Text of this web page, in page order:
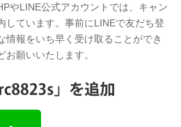
やLINE公式アカウントでは、キャン
しています。事前にLINEで友だち登
情報をいち早く受け取ることができ
お願いいたします。